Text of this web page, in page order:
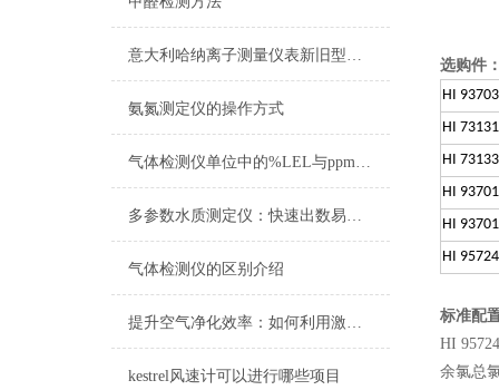
意大利哈纳离子测量仪表新旧型号对照表2015
氨氮测定仪的操作方式
气体检测仪单位中的%LEL与ppm的区别
多参数水质测定仪：快速出数易携带，助力野外水样即时分析
气体检测仪的区别介绍
提升空气净化效率：如何利用激光尘埃粒子计数器优化空气洁净系统
kestrel风速计可以进行哪些项目
选购件
HI
HI
HI
HI
HI
HI
标准配
HI
余氯总